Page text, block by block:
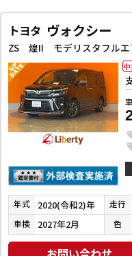
トヨタ ヴォクシー
年式 2020(令和2)年 走行
車検 2027年2月 色